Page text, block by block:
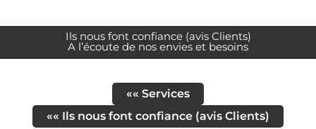
Ils nous font confiance (avis Clients)
A l’écoute de nos envies et besoins
«« Services
«« Ils nous font confiance (avis Clients)